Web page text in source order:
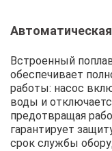
Встроенный
обеспечивает
работы: насос
воды и
предотвращая
гарантирует
срок службы